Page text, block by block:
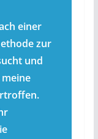
einer
zur
und